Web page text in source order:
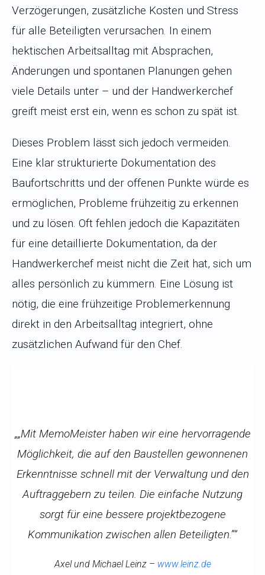
Verzögerungen, zusätzliche Kosten und Stress
für alle Beteiligten verursachen. In einem
hektischen Arbeitsalltag mit Absprachen,
Änderungen und spontanen Planungen gehen
viele Details unter – und der Handwerkerchef
greift meist erst ein, wenn es schon zu spät ist.
Dieses Problem lässt sich jedoch vermeiden.
Eine klar strukturierte Dokumentation des
Baufortschritts und der offenen Punkte würde es
ermöglichen, Probleme frühzeitig zu erkennen
und zu lösen. Oft fehlen jedoch die Kapazitäten
für eine detaillierte Dokumentation, da der
Handwerkerchef meist nicht die Zeit hat, sich um
alles persönlich zu kümmern. Eine Lösung ist
nötig, die eine frühzeitige Problemerkennung
direkt in den Arbeitsalltag integriert, ohne
zusätzlichen Aufwand für den Chef.
„„Mit MemoMeister haben wir eine hervorragende
Möglichkeit, die auf den Baustellen gewonnenen
Erkenntnisse schnell mit der Verwaltung und den
Auftraggebern zu teilen. Die einfache Nutzung
sorgt für eine bessere projektbezogene
Kommunikation zwischen allen Beteiligten.”“
Axel und Michael Leinz – www.leinz.de